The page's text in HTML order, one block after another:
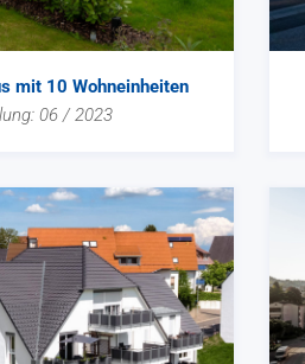
mit 10 Wohneinheiten
06 / 2023